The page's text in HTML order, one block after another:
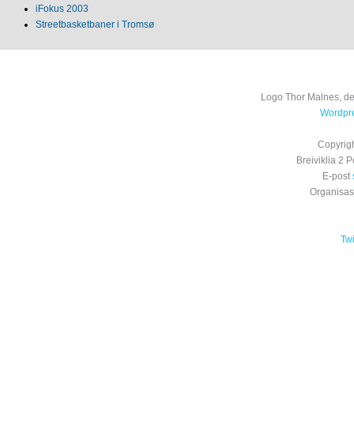
iFokus 2003
Streetbasketbaner i Tromsø
Logo Thor Malnes,
Breiviklia 2
E-post